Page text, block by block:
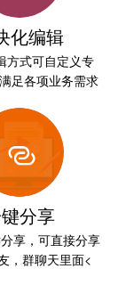
化编辑
方式可自定义专
满足各项业务需求
分享
享，可直接分享
，群聊天里面<